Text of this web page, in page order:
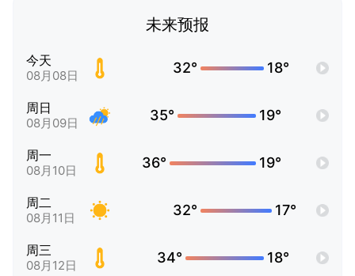
未来预报
今天
08月08日 32° 18°
周日
08月09日 35° 19°
周一
08月10日 36° 19°
周二
08月11日 32° 17°
周三
08月12日 34° 18°